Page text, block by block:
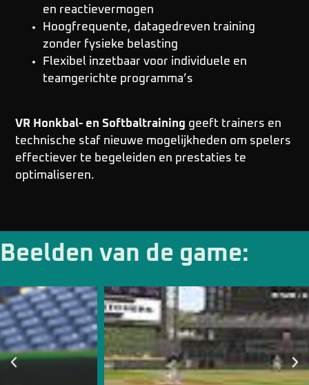
en reactievermogen
Hoogfrequente, datagedreven training
zonder fysieke belasting
Flexibel inzetbaar voor individuele en
teamgerichte programma’s
VR Honkbal- en Softbaltraining geeft trainers en
technische staf nieuwe mogelijkheden om spelers
effectiever te begeleiden en prestaties te
optimaliseren.
Beelden van de game: